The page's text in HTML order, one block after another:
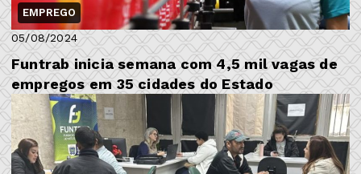
EMPREGO
05/08/2024
Funtrab inicia semana com 4,5 mil vagas de
empregos em 35 cidades do Estado